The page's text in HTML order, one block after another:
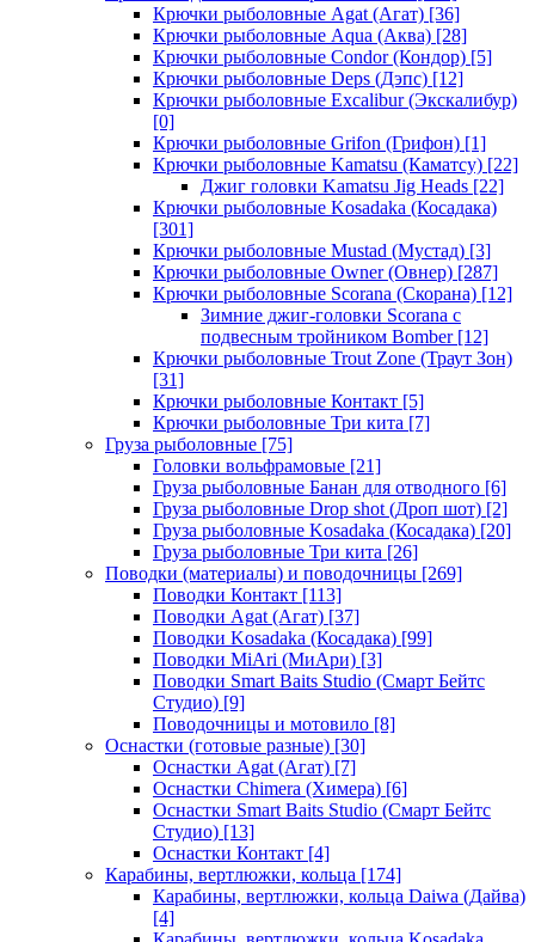
Крючки рыболовные Agat (Агат) [36]
Крючки рыболовные Aqua (Аква) [28]
Крючки рыболовные Condor (Кондор) [5]
Крючки рыболовные Deps (Дэпс) [12]
Крючки рыболовные Excalibur (Экскалибур)
[0]
Крючки рыболовные Grifon (Грифон) [1]
Крючки рыболовные Kamatsu (Каматсу) [22]
Джиг головки Kamatsu Jig Heads [22]
Крючки рыболовные Kosadaka (Косадака)
[301]
Крючки рыболовные Mustad (Мустад) [3]
Крючки рыболовные Owner (Овнер) [287]
Крючки рыболовные Scorana (Скорана) [12]
Зимние джиг-головки Scorana с
подвесным тройником Bomber[12]
Крючки рыболовные Trout Zone (Траут Зон)
[31]
Крючки рыболовные Контакт [5]
Крючки рыболовные Три кита [7]
Груза рыболовные [75]
Головки вольфрамовые [21]
Груза рыболовные Банан для отводного [6]
Груза рыболовные Drop shot (Дроп шот) [2]
Груза рыболовные Kosadaka (Косадака) [20]
Груза рыболовные Три кита [26]
Поводки (материалы) и поводочницы [269]
Поводки Контакт [113]
Поводки Agat (Агат) [37]
Поводки Kosadaka (Косадака) [99]
Поводки MiAri (МиАри) [3]
Поводки Smart Baits Studio (Смарт Бейтс
Студио) [9]
Поводочницы и мотовило [8]
Оснастки (готовые разные) [30]
Оснастки Agat (Агат) [7]
Оснастки Chimera (Химера) [6]
Оснастки Smart Baits Studio (Смарт Бейтс
Студио) [13]
Оснастки Контакт [4]
Карабины, вертлюжки, кольца [174]
Карабины, вертлюжки, кольца Daiwa (Дайва)
[4]